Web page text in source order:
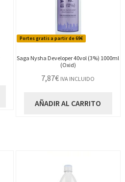
Portes gratis a partir de 69€
Saga Nysha Developer 40vol (3%) 1000ml
(Oxid)
7,87€ IVA INCLUIDO
AÑADIR AL CARRITO